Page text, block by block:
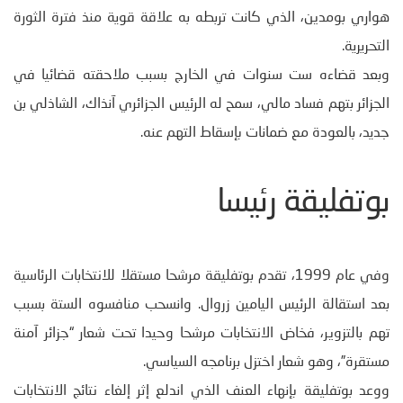
هواري بومدين، الذي كانت تربطه به علاقة قوية منذ فترة الثورة
التحريرية.
وبعد قضاءه ست سنوات في الخارج بسبب ملاحقته قضائيا في
الجزائر بتهم فساد مالي، سمح له الرئيس الجزائري آنذاك، الشاذلي بن
جديد، بالعودة مع ضمانات بإسقاط التهم عنه.
بوتفليقة رئيسا
وفي عام 1999، تقدم بوتفليقة مرشحا مستقلا للانتخابات الرئاسية
بعد استقالة الرئيس اليامين زروال. وانسحب منافسوه الستة بسبب
تهم بالتزوير، فخاض الانتخابات مرشحا وحيدا تحت شعار “جزائر آمنة
مستقرة”، وهو شعار اختزل برنامجه السياسي.
ووعد بوتفليقة بإنهاء العنف الذي اندلع إثر إلغاء نتائج الانتخابات